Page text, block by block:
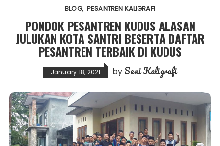
BLOG PESANTREN KALIGRAFI
PONDOK PESANTREN KUDUS ALASAN
JULUKAN KOTA SANTRI BESERTA DAFTAR
PESANTREN TERBAIK DI KUDUS
January 18, 2021 by Seni Kaligrafi